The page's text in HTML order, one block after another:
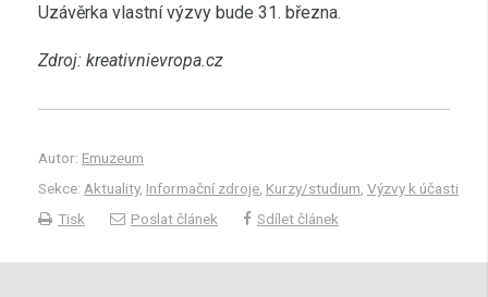
Uzávěrka vlastní výzvy bude 31. března.
Zdroj: kreativnievropa.cz
Autor: Emuzeum
Sekce: Aktuality, Informační zdroje Kurzy/studium Výzvy k účasti
Tisk
Poslat článek Sdílet článek